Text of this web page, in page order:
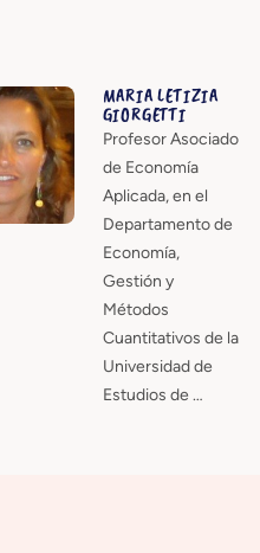
MARIA LETIZIA
GIORGETTI
Profesor Asociado
de Economía
Aplicada, en el
Departamento de
Economía,
Gestión y
Métodos
Cuantitativos de la
Universidad de
Estudios de …